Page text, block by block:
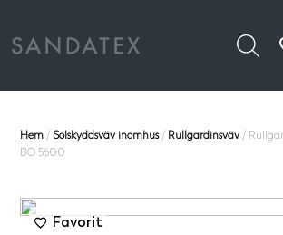
Hem / Solskyddsväv inomhus/ Rullgardinsväv/
BO 5600
Favorit